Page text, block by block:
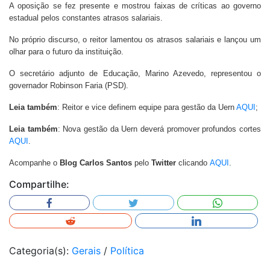
A oposição se fez presente e mostrou faixas de críticas ao governo
estadual pelos constantes atrasos salariais.
No próprio discurso, o reitor lamentou os atrasos salariais e lançou um
olhar para o futuro da instituição.
O secretário adjunto de Educação, Marino Azevedo, representou o
governador Robinson Faria (PSD).
Leia também: Reitor e vice definem equipe para gestão da Uern AQUI ;
Leia também: Nova gestão da Uern deverá promover profundos cortes
AQUI .
Acompanhe o Blog Carlos Santos pelo Twitter clicando AQUI .
Compartilhe:
Categoria(s): Gerais / Política